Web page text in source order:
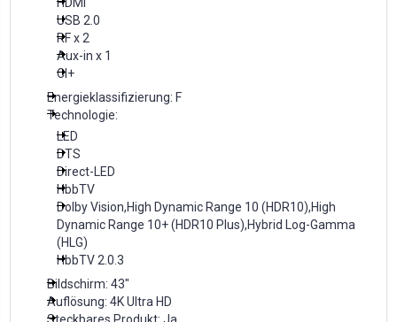
HDMI
USB 2.0
RF x 2
Aux-in x 1
CI+
Energieklassifizierung: F
Technologie:
LED
DTS
Direct-LED
HbbTV
Dolby Vision,High Dynamic Range 10 (HDR10),High
Dynamic Range 10+ (HDR10 Plus),Hybrid Log-Gamma
(HLG)
HbbTV 2.0.3
Bildschirm: 43"
Auflösung: 4K Ultra HD